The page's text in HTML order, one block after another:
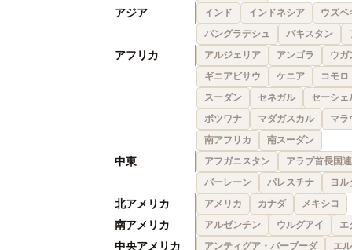
アジア インド インドネシア
ウズベ
バングラデシュ
パキスタン
アフリカ アルジェリア アンゴラ
ウガ
ギニアビサウ
ケニア
コモロ
スーダン
セネガル
セーシェ
ボツワナ
マダガスカル
マラ
南アフリカ
南スーダン
中東 アフガニスタン
アラブ首長国
バーレーン
パレスチナ ヨル
北アメリカ アメリカ カナダ メキシコ
南アメリカ アルゼンチン ウルグアイ エ
中央アメリカ アンティグア・バーブーダ エ